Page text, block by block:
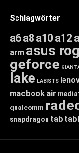
Schlagwörter
a6a8 a10 a12
arm asus rog
geforce
lake LABISTS
macbook air
qualcomm
snapdragon tab